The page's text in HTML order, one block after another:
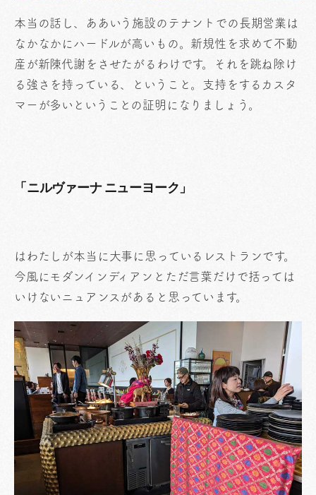
本当の話し、ああいう施設のテナントでの長期営業は
なかなかにハードルが高いもの。新規性を求めて不動
産が新陳代謝をさせたがるわけです。それを跳ね除け
る強さを持っている、ということ。支持をするカスタ
マーが多いということの証明になりましょう。
「ニルヴァーナ ニューヨーク」
はわたしが本当に大事に思っているレストランです。
今風にモダンインディアンとただ言葉だけで括っては
いけないニュアンスがあると思っています。